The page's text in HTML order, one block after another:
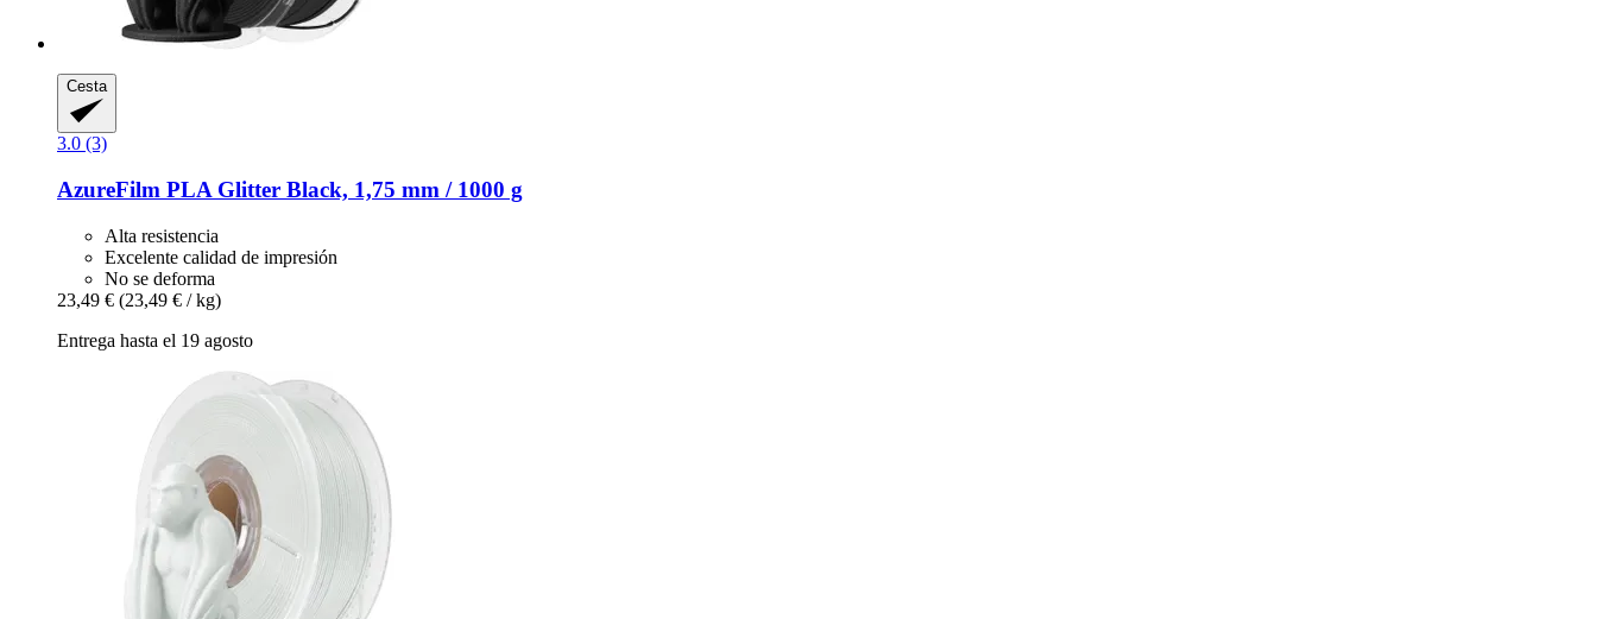
Cesta
3.0 (3)
AzureFilm PLA Glitter Black, 1,75 mm / 1000 g
Alta resistencia
Excelente calidad de impresión
No se deforma
23,49 € (23,49 € / kg)
Entrega hasta el 19 agosto